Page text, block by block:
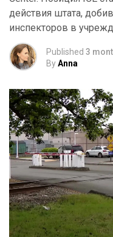
действия штата,
инспекторов в
Published 3
ByAnna